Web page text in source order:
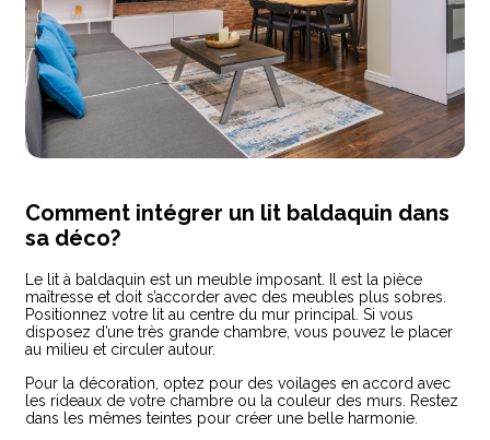
Comment intégrer un lit baldaquin dans
sa déco?
Le lit à baldaquin est un meuble imposant. Il est la pièce
maîtresse et doit s’accorder avec des meubles plus sobres.
Positionnez votre lit au centre du mur principal. Si vous
disposez d’une très grande chambre, vous pouvez le placer
au milieu et circuler autour.
Pour la décoration, optez pour des voilages en accord avec
les rideaux de votre chambre ou la couleur des murs. Restez
dans les mêmes teintes pour créer une belle harmonie.